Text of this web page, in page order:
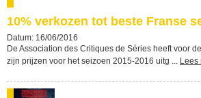
10% verkozen tot beste Franse
Datum: 16/06/2016
De Association des Critiques de Séries heeft voor
zijn prijzen voor het seizoen 2015-2016 uitg ... Lees